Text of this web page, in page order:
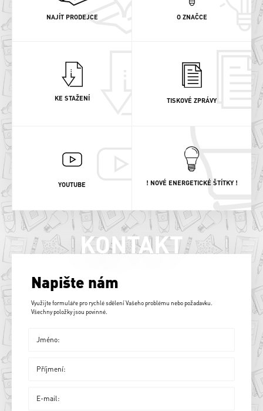
NAJÍT PRODEJCE O ZNAČCE
KE STAŽENÍ TISKOVÉ ZPRÁVY
YOUTUBE ! NOVÉ ENERGETICKÉ ŠTÍTKY !
KONTAKT
Napište nám
Využijte formuláře pro rychlé sdělení Vašeho problému nebo požadavku.
Všechny položky jsou povinné.